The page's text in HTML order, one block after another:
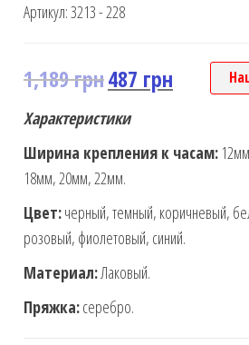
Артикул:3213 - 228
1,189грн487 грн
Характеристики
Ширина крепления к часам:
18мм, 20мм, 22мм.
Цвет:черный, темный, коричневый,
розовый, фиолетовый, синий.
Материал:Лаковый.
Пряжка:серебро.